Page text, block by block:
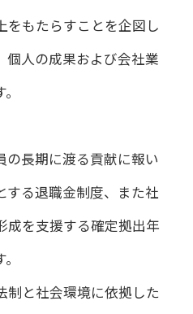
をもたらすことを企図し
個人の成果および会社業
の長期に渡る貢献に報い
する退職金制度、また社
成を支援する確定拠出年
制と社会環境に依拠した